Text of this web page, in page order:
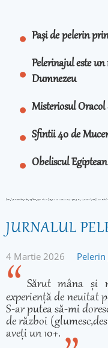
Pași de pelerin
Pelerinajul este
Dumnezeu
Misteriosul
Sfintii 40 de
Obeliscul
JURNALUL
4 Martie 2026
Sărut mâna și
experiență de neuitat
S-ar putea să-mi
de război
aveți un 10+.